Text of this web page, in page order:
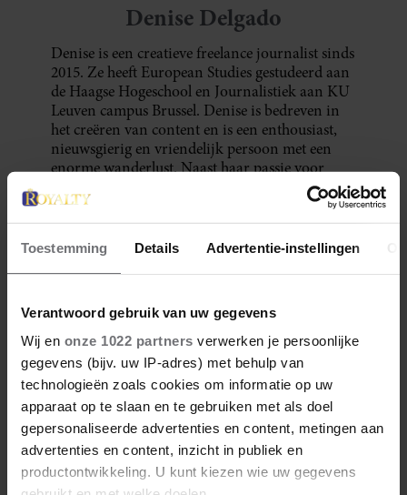
Toestemming Details Advertentie-instellingen
Verantwoord gebruik van uw gegevens
Wij en onze 1022 partners verwerken je persoonlijke
gegevens (bijv. uw IP-adres) met behulp van
technologieën zoals cookies om informatie op uw
apparaat op te slaan en te gebruiken met als doel
gepersonaliseerde advertenties en content, metingen aan
advertenties en content, inzicht in publiek en
productontwikkeling. U kunt kiezen wie uw gegevens
Denise Delgado
Denise is een creatieve freelance journalist sinds
2015. Ze heeft European Studies gestudeerd aan
de Haagse Hogeschool en Journalistiek aan KU
Leuven campus Brussel. Denise is bedreven in
het creëren van content en is een enthousiast,
nieuwsgierig en vriendelijk persoon met een
enorme wanderlust. Naast haar passie voor
reizen, is ze gek op vechtsport, muziek, wijn en
fietsen in de natuur.
Meer van Denise